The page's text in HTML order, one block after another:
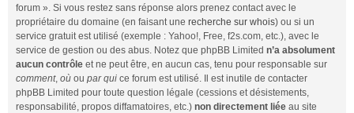
forum ». Si vous restez sans réponse alors prenez contact avec le
propriétaire du domaine (en faisant une recherche sur whois) ou si un
service gratuit est utilisé (exemple : Yahoo!, Free, f2s.com, etc.), avec le
service de gestion ou des abus. Notez que phpBB Limited n’a absolument
aucun contrôle et ne peut être, en aucun cas, tenu pour responsable sur
comment, où ou par qui ce forum est utilisé. Il est inutile de contacter
phpBB Limited pour toute question légale (cessions et désistements,
responsabilité, propos diffamatoires, etc.) non directement liée au site